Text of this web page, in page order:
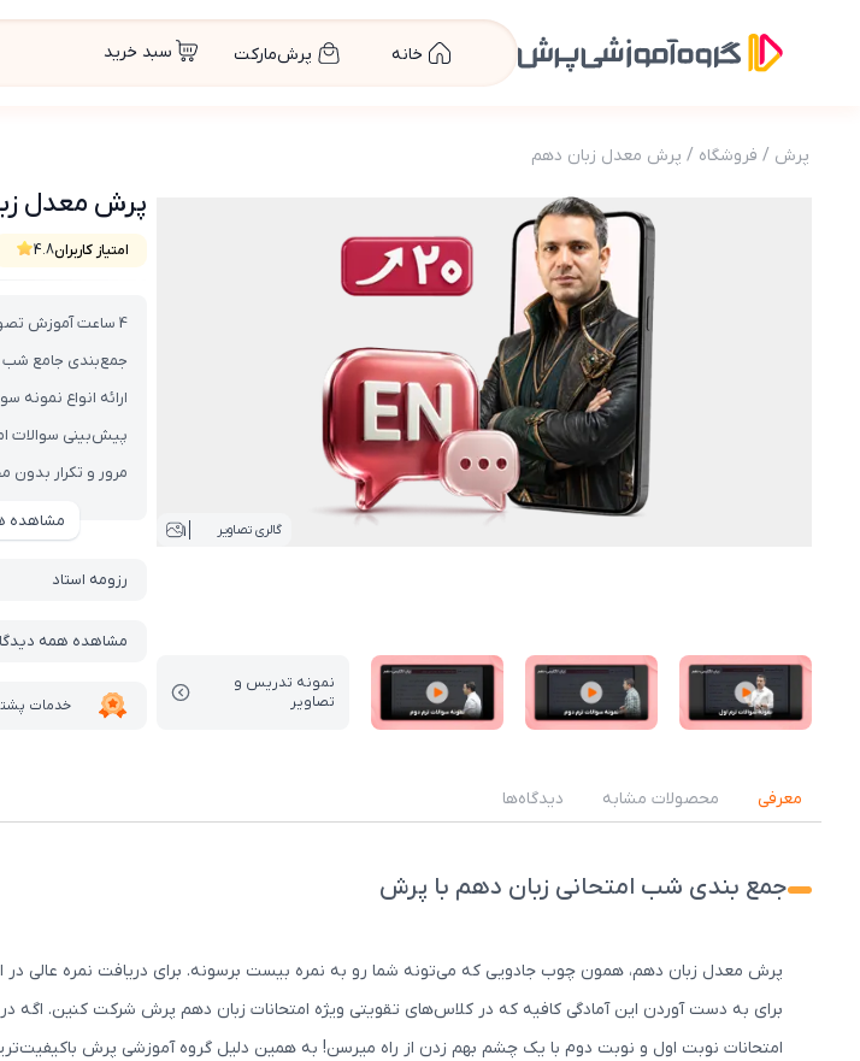
خانه پرش‌مارکت سبد خرید
پرش / فروشگاه / پرش معدل زبان دهم
عکس محصول پرش معدل زبان دهم
گالری تصاویر 1
نمونه تدریس‌ و
تصاویر
پرش معدل
امتیاز کاربران4.8
4 ساعت آموزش تصویری
جمع‌بندی جامع شب
ارائه انواع نمونه
پیش‌بینی سوالات
مرور و تکرار
مشاهده
رزومه استاد
مشاهده همه
خدمات
معرفی محصولات مشابه دیدگاه‌ها
جمع بندی شب امتحانی زبان دهم با پرش
پرش معدل زبان دهم، همون چوب جادویی که می‌تونه شما رو به نمره بیست برسونه. برای دریافت نمره عالی در
برای به دست آوردن این آمادگی کافیه که در کلاس‌های تقویتی ویژه امتحانات زبان دهم پرش شرکت کنین.
امتحانات نوبت اول و نوبت دوم با یک چشم بهم زدن از راه میرسن! به همین دلیل گروه آموزشی پرش